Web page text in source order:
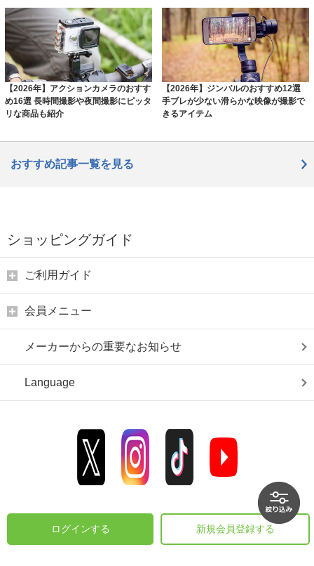
【2026年】アクションカメラのおすす
め16選 長時間撮影や夜間撮影にピッタ
リな商品も紹介
【2026年】ジンバルのおすすめ12選
手ブレが少ない滑らかな映像が撮影で
きるアイテム
おすすめ記事一覧を見る
ショッピングガイド
ご利用ガイド
会員メニュー
メーカーからの重要なお知らせ
Language
ログインする 新規会員登録する